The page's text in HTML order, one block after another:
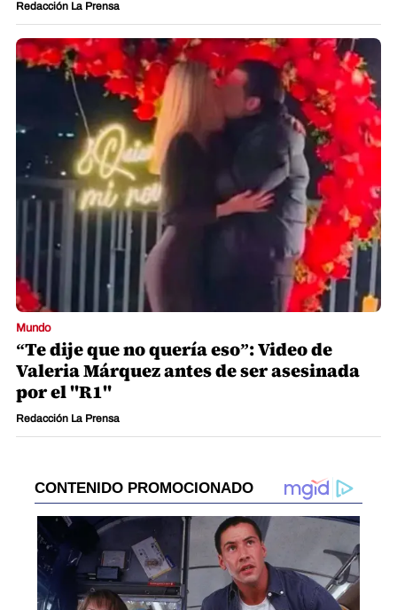
Redacción La Prensa
Mundo
“Te dije que no quería eso”: Video de
Valeria Márquez antes de ser asesinada
por el "R1"
Redacción La Prensa